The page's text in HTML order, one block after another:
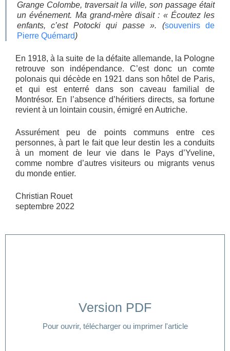
Grange Colombe, traversait la ville, son passage était
un événement. Ma grand-mère disait : « Écoutez les
enfants, c’est Potocki qui passe ». (souvenirs de
Pierre Quémard)
En 1918, à la suite de la défaite allemande, la Pologne
retrouve son indépendance. C’est donc un comte
polonais qui décède en 1921 dans son hôtel de Paris,
et qui est enterré dans son caveau familial de
Montrésor. En l’absence d’héritiers directs, sa fortune
revient à un lointain cousin, émigré en Autriche.
Assurément peu de points communs entre ces
personnes, à part le fait que leur destin les a conduits
à un moment de leur vie dans le Pays d’Yveline,
comme nombre d’autres visiteurs ou migrants venus
du monde entier.
Christian Rouet
septembre 2022
Version PDF
Pour ouvrir, télécharger ou imprimer l'article
Cliquer ici